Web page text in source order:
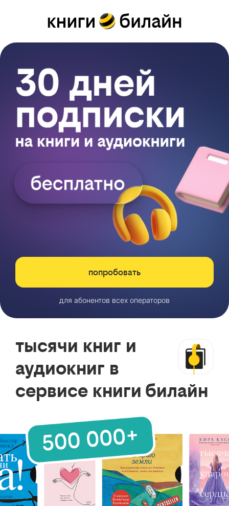
попробовать
для абонентов всех операторов
тысячи книг и
аудиокниг в
сервисе книги билайн